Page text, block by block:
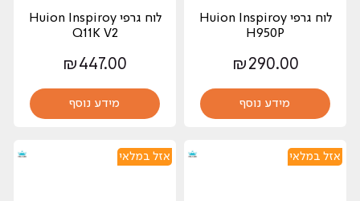
לוח גרפי Huion Inspiroy
H950P
₪ 290.00
מידע נוסף
לוח גרפי Huion Inspiroy
Q11K V2
₪ 447.00
מידע נוסף
אזל במלאי אזל במלאי